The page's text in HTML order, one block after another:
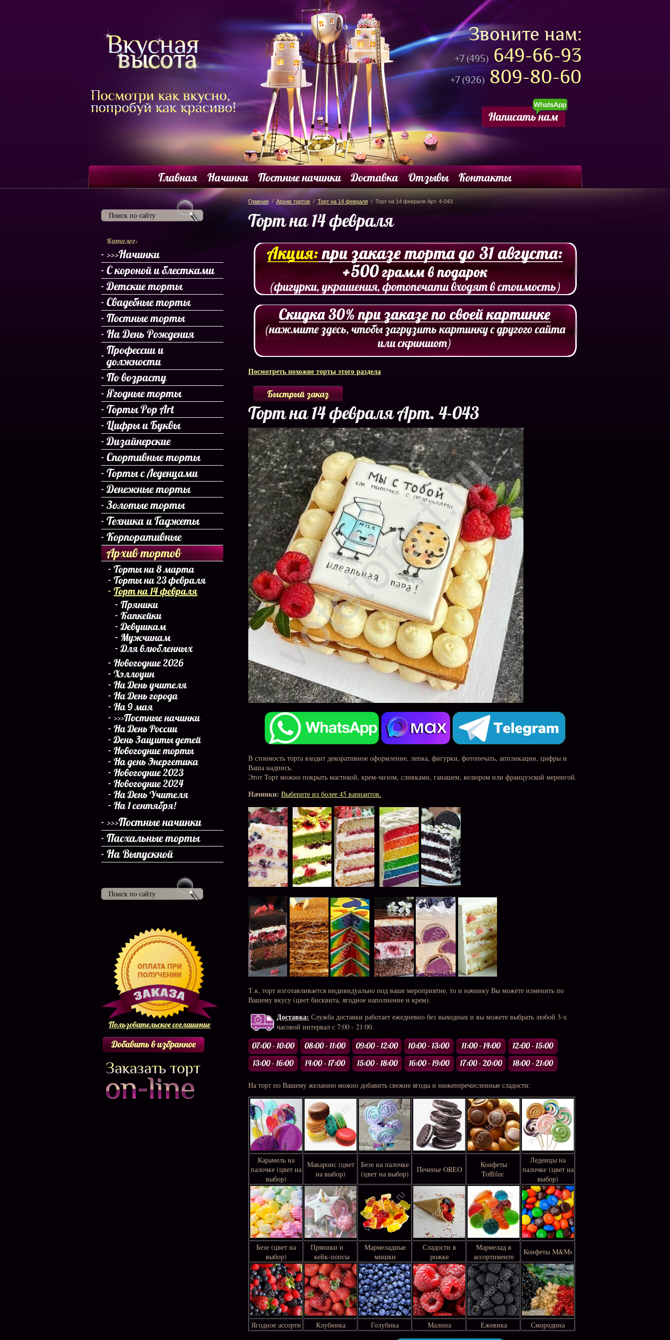
Звоните нам:
+7 (495) 649-66-93
+7 (926)809-80-60
Главная Начинки Постные начинки Доставка Отзывы Контакты
Каталог:
>>>Начинки
С короной и блестками
Детские торты
Свадебные торты
Постные торты
На День Рождения
Профессии и
должности
По возрасту
Ягодные торты
Торты Pop Art
Цифры и Буквы
Дизайнерские
Спортивные торты
Торты с Леденцами
Денежные торты
Золотые торты
Техника и Гаджеты
Корпоративные
Архив тортов
Торты на 8 марта
Торты на 23 февраля
Торт на 14 февраля
Пряники
Капкейки
Девушкам
Мужчинам
Для влюбленных
Новогодние 2026
Хэллоуин
На День учителя
На День города
На 9 мая
>>>Постные начинки
На День России
День Защиты детей
Новогодние торты
На день Энергетика
Новогодние 2023
Новогодние 2024
На День Учителя
На 1 сентября!
>>>Постные начинки
Пасхальные торты
На Выпускной
Пользовательское соглашение
Главная / Архив тортов / Торт на 14 февраля / Торт на 14 февраля Арт. 4-043
Торт на 14 февраля
Посмотреть похожие торты этого раздела
Быстрый заказ
Торт на 14 февраля Арт. 4-043
В стоимость торта входит декоративное оформление, лепка, фигурки, фотопечать, аппликации, цифры и
Ваша надпись.
Этот Торт можно покрыть мастикой, крем-чизом, сливками, ганашем, велюром или французской меренгой.
Начинки: Выберите из более 45 вариантов.
Т.к. торт изготавливается индивидуально под ваше мероприятие, то и начинку Вы можете изменить по
Вашему вкусу (цвет бисквита, ягодное наполнение и крем).
Доставка: Служба доставки работает ежедневно без выходных и вы можете выбрать любой 3-х
часовой интервал с 7:00 - 21:00
На торт по Вашему желанию можно добавить свежие ягоды и нижеперечисленные сладости:
Карамель на
палочке (цвет на
выбор)
Макаронс (цвет
на выбор)
Безе на палочке
(цвет на выбор)
Печенье OREO
Конфеты
Toffifee
Леденцы на
палочке (цвет на
выбор)
Безе (цвет на
выбор)
Пряники и
кейк-попсы
Мармеладные
мишки
Сладости в
рожке
Мармелад в
ассортименте
Конфеты M&Ms
Ягодное ассорти Клубника Голубика Малина Ежевика Смородина